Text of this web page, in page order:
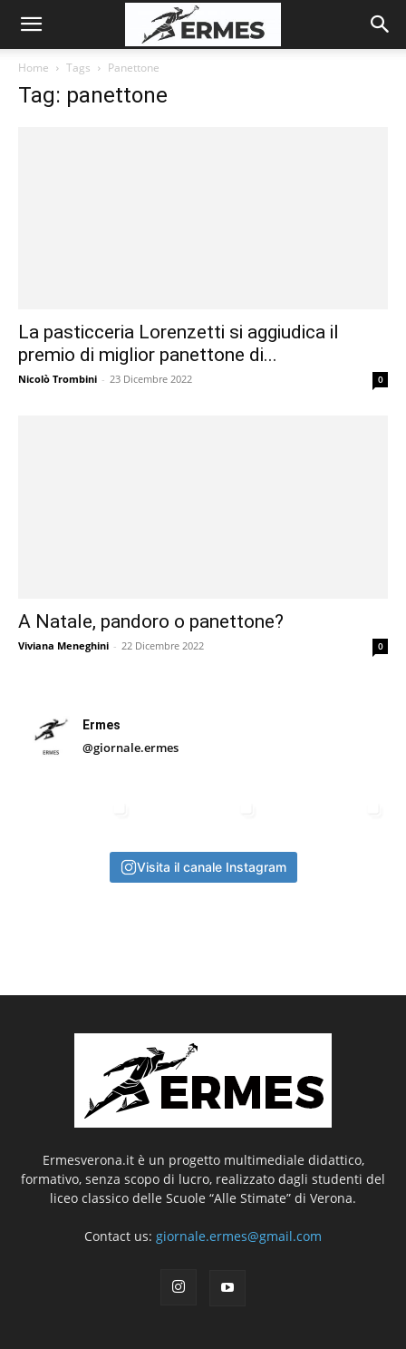
Home Tags Panettone
Tag: panettone
La pasticceria Lorenzetti si aggiudica il
premio di miglior panettone di...
Nicolò Trombini - 23 Dicembre 2022 0
A Natale, pandoro o panettone?
Viviana Meneghini - 22 Dicembre 2022 0
Ermes
@giornale.ermes
Visita il canale Instagram
Ermesverona.it è un progetto multimediale didattico,
formativo, senza scopo di lucro, realizzato dagli studenti del
liceo classico delle Scuole “Alle Stimate” di Verona.
Contact us: giornale.ermes@gmail.com